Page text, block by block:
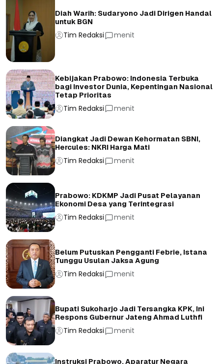
Diah Warih: Sudaryono Jadi Dirigen Handal
untuk BGN
Tim Redaksi menit
Kebijakan Prabowo: Indonesia Terbuka
bagi Investor Dunia, Kepentingan Nasional
Tetap Prioritas
Tim Redaksi menit
Diangkat Jadi Dewan Kehormatan SBNI,
Hercules: NKRI Harga Mati
Tim Redaksi menit
Prabowo: KDKMP Jadi Pusat Pelayanan
Ekonomi Desa yang Terintegrasi
Tim Redaksi menit
Belum Putuskan Pengganti Febrie, Istana
Tunggu Usulan Jaksa Agung
Tim Redaksi menit
Bupati Sukoharjo Jadi Tersangka KPK, Ini
Respons Gubernur Jateng Ahmad Luthfi
Tim Redaksi menit
Instruksi Prabowo, Aparatur Negara